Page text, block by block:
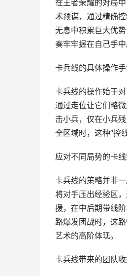
在王者荣耀的对局
术预谋，通过精确
无息中积累巨大优
奏牢牢握在自己手中
卡兵线的具体操作
卡兵线的操作始于
通过走位让它们略
击小兵，仅在小兵
全区域时，这种“控
应对不同局势的卡
卡兵线的策略并非
将对手压出经验区
援，在中后期带线
路爆发团战时，这
艺术的高阶体现。
卡兵线带来的团队